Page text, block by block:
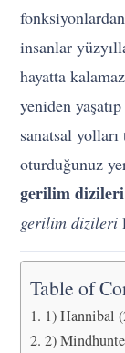
insanlar
hayatta
yeniden
sanatsal
oturduğunuz
gerilim dizileri
gerilim dizileri
Table of
1) Hannibal
2)